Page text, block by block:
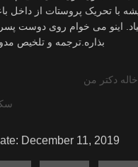
خاله دكتر من
December 11, 2019